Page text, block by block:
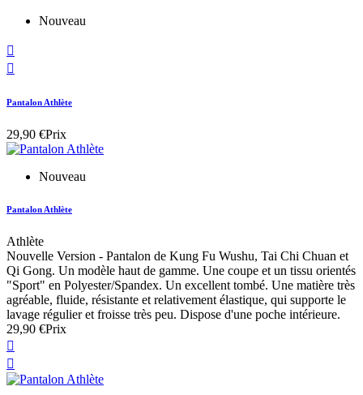
Nouveau


Pantalon Athlète
29,90 €Prix
Nouveau
Pantalon Athlète
Athlète
Nouvelle Version - Pantalon de Kung Fu Wushu, Tai Chi Chuan et
Qi Gong. Un modèle haut de gamme. Une coupe et un tissu orientés
"Sport" en Polyester/Spandex. Un excellent tombé. Une matière très
agréable, fluide, résistante et relativement élastique, qui supporte le
lavage régulier et froisse très peu. Dispose d'une poche intérieure.
29,90 €Prix

